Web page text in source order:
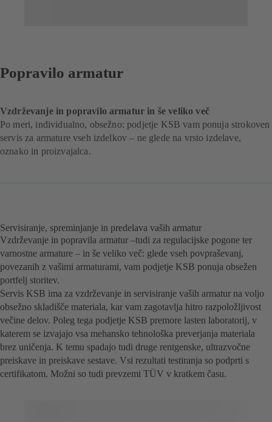
Popravilo armatur
Vzdrževanje in popravilo armatur in še veliko več
Po meri, individualno, obsežno: podjetje KSB vam ponuja strokoven
servis za armature vseh izdelkov – ne glede na vrsto izdelave,
oznako in proizvajalca.
Servisiranje, spreminjanje in predelava vaših armatur
Vzdrževanje in popravila armatur –tudi za regulacijske pogone ter
varnostne armature – in še veliko več: glede vseh povpraševanj,
povezanih z vašimi armaturami, vam podjetje KSB ponuja obsežen
portfelj storitev.
Servis KSB ima za vzdrževanje in servisiranje vaših armatur na voljo
obsežno skladišče materiala, kar vam zagotavlja hitro razpoložljivost
večine delov. Poleg tega podjetje KSB premore lasten laboratorij, v
katerem se izvajajo vsa mehansko tehnološka preverjanja materiala
brez uničenja. K temu spadajo tudi druge rentgenske, ultrazvočne
preiskave in preiskave sestave. Vsi rezultati testiranja so podprti s
certifikatom. Možni so tudi prevzemi TÜV v kratkem času.